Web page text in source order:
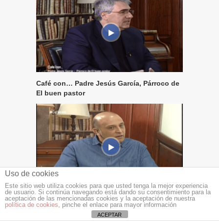
Café con… Padre Jesús García, Párroco de
El buen pastor
Café con… Vicent Maciá
Uso de cookies
Este sitio web utiliza cookies para que usted tenga la mejor experiencia
de usuario. Si continúa navegando está dando su consentimiento para la
aceptación de las mencionadas cookies y la aceptación de nuestra
política de cookies, pinche el enlace para mayor información
ACEPTAR